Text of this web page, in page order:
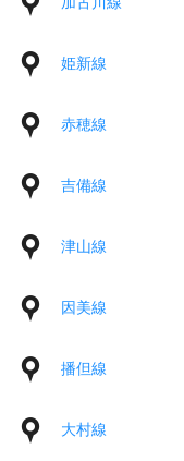
姫新線
赤穂線
吉備線
津山線
因美線
播但線
大村線